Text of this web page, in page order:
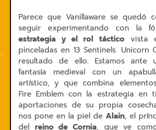
Parece que Vanillaware se quedó
seguir experimentando con la
estrategia y el rol tácticovista
pinceladas en 13 Sentinels. Unicorn
resultado de ello. Estamos ante
fantasía medieval con un
artístico, y que combina
Fire Emblem con la estrategia en
aportaciones de su propia
nos pone en la piel de Alain, el
del reino de Cornia, que ve